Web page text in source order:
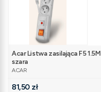
Acar Listwa zasilająca F5 1.5M
szara
PRODUCENT
ACAR
Cena
81,50 zł